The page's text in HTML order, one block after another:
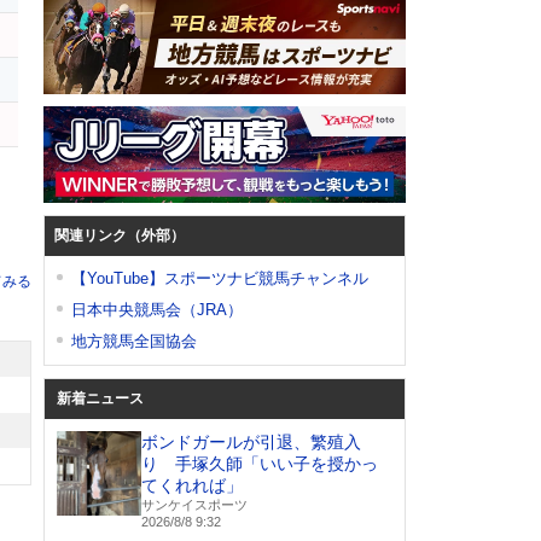
る
関連リンク（外部）
【YouTube】スポーツナビ競馬チャンネル
日本中央競馬会（JRA）
地方競馬全国協会
新着ニュース
ボンドガールが引退、繁殖入
り 手塚久師「いい子を授かっ
てくれれば」
サンケイスポーツ
2026/8/8 9:32